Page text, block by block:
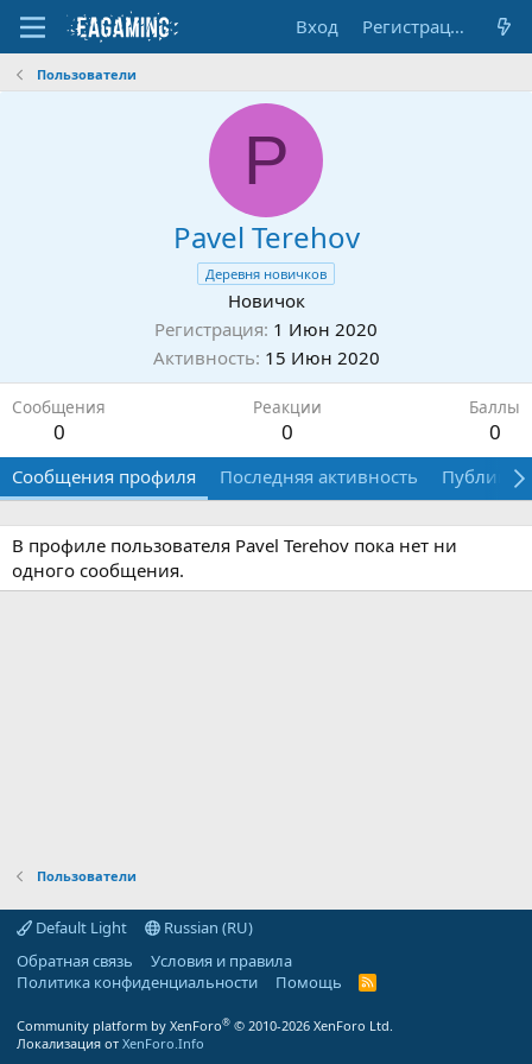
Вход Регистрация
Пользователи
P
Pavel Terehov
Деревня новичков
Новичок
Регистрация 1 Июн 2020
Активность 15 Июн 2020
Сообщения
0
Реакции
0
Баллы
0
Сообщения профиля Последняя активность
В профиле пользователя Pavel Terehov пока нет ни
одного сообщения.
Пользователи
Default Light
Russian (RU)
Обратная связь
Условия и правила
Политика конфиденциальности
Помощь
R
Community platform by XenForo® © 2010-2026 XenForo Ltd.
Локализация от XenForo.Info